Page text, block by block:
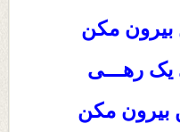
مکن
یک رهـــی
بیرون مکن